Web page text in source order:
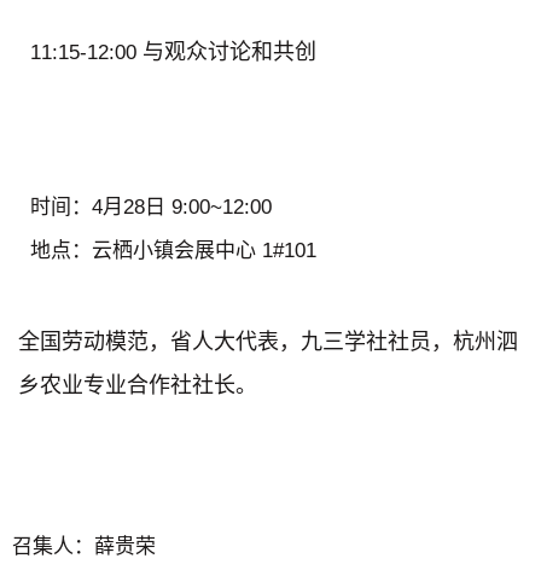
11:15-12:00 与观众讨论和共创
时间： 4月28日 9:00~12:00
地点： 云栖小镇会展中心 1#101
全国劳动模范，省人大代表，九三学社社员，杭州泗
乡农业专业合作社社长。
召集人： 薛贵荣